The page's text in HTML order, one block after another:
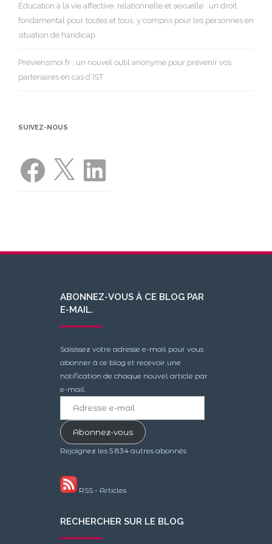
Éducation à la vie affective, relationnelle et sexuelle : un droit
fondamental pour toutes et tous, y compris pour les personnes en
situation de handicap
Préviensmoi.fr : un nouvel outil anonyme pour prévenir vos
partenaires en cas d’IST
SUIVEZ-NOUS
Facebook LinkedIn
ABONNEZ-VOUS À CE BLOG PAR
E-MAIL.
Saisissez votre adresse e-mail pour vous
abonner à ce blog et recevoir une
notification de chaque nouvel article par
e-mail.
mailAbonnez-vous
Rejoignez les 5 834 autres abonnés
RSS - Articles
RECHERCHER SUR LE BLOG